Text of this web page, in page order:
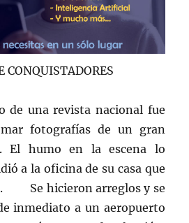
CONQUISTADORES
de una revista nacional fue
fotografías de un gran
El humo en la escena lo
a la oficina de su casa que
Se hicieron arreglos y se
inmediato a un aeropuerto